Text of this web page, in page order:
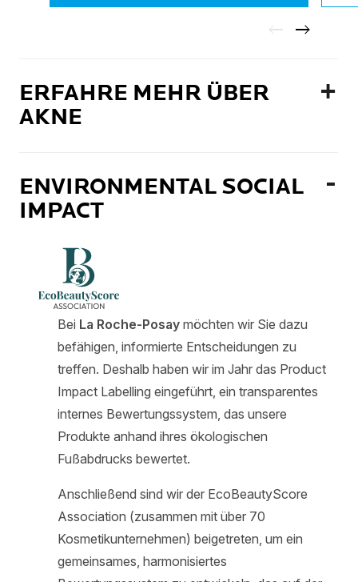
ERFAHRE MEHR ÜBER
AKNE
ENVIRONMENTAL SOCIAL
IMPACT